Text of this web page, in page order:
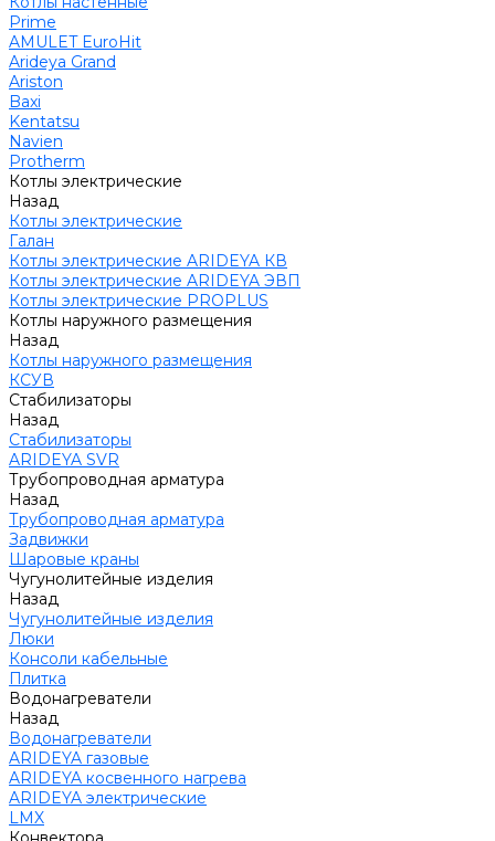
Prime
AMULET EuroHit
Arideya Grand
Ariston
Baxi
Kentatsu
Navien
Protherm
Котлы электрические
Назад
Котлы электрические
Галан
Котлы электрические ARIDEYA КВ
Котлы электрические ARIDEYA ЭВП
Котлы электрические PROPLUS
Котлы наружного размещения
Назад
Котлы наружного размещения
КСУВ
Стабилизаторы
Назад
Стабилизаторы
ARIDEYA SVR
Трубопроводная арматура
Назад
Трубопроводная арматура
Задвижки
Шаровые краны
Чугунолитейные изделия
Назад
Чугунолитейные изделия
Люки
Консоли кабельные
Плитка
Водонагреватели
Назад
Водонагреватели
ARIDEYA газовые
ARIDEYA косвенного нагрева
ARIDEYA электрические
LMX